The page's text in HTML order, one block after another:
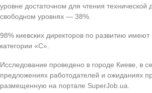
уровне достаточном для чтения
свободном уровнях — 38%.
98% киевских директоров по развитию
категории «С».
Исследование проведено в городе Киеве, в
предложениях работодателей и ожиданиях
размещенную на портале SuperJob.ua.